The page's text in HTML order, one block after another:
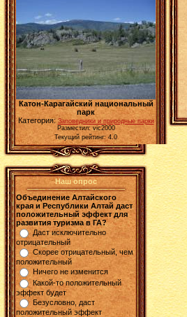
Катон-Карагайский национальный
парк
Категория: Заповедники и природные парки
Разместил: vic2000
Текущий рейтинг: 4.0
Наш опрос
Объединение Алтайского
края и Республики Алтай даст
положительный эффект для
развития туризма в ГА?
Даст исключительно
отрицательный
Скорее отрицательный, чем
положительный
Ничего не изменится
Какой-то положительный
эффект будет
Безусловно, даст
положительный эффект